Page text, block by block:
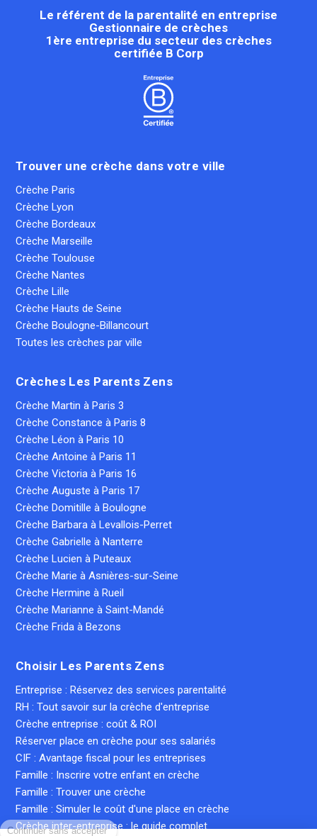
Continuer sans accepter
Le référent de la parentalité en entreprise
Gestionnaire de crèches
1ère entreprise du secteur des crèches
certifiée B Corp
Trouver une crèche dans votre ville
Crèche Paris
Crèche Lyon
Crèche Bordeaux
Crèche Marseille
Crèche Toulouse
Crèche Nantes
Crèche Lille
Crèche Hauts de Seine
Crèche Boulogne-Billancourt
Toutes les crèches par ville
Crèches Les Parents Zens
Crèche Martin à Paris 3
Crèche Constance à Paris 8
Crèche Léon à Paris 10
Crèche Antoine à Paris 11
Crèche Victoria à Paris 16
Crèche Auguste à Paris 17
Crèche Domitille à Boulogne
Crèche Barbara à Levallois-Perret
Crèche Gabrielle à Nanterre
Crèche Lucien à Puteaux
Crèche Marie à Asnières-sur-Seine
Crèche Hermine à Rueil
Crèche Marianne à Saint-Mandé
Crèche Frida à Bezons
Choisir Les Parents Zens
Entreprise : Réservez des services parentalité
RH : Tout savoir sur la crèche d'entreprise
Crèche entreprise : coût & ROI
Réserver place en crèche pour ses salariés
CIF : Avantage fiscal pour les entreprises
Famille : Inscrire votre enfant en crèche
Famille : Trouver une crèche
Famille : Simuler le coût d'une place en crèche
Crèche inter-entreprise : le guide complet